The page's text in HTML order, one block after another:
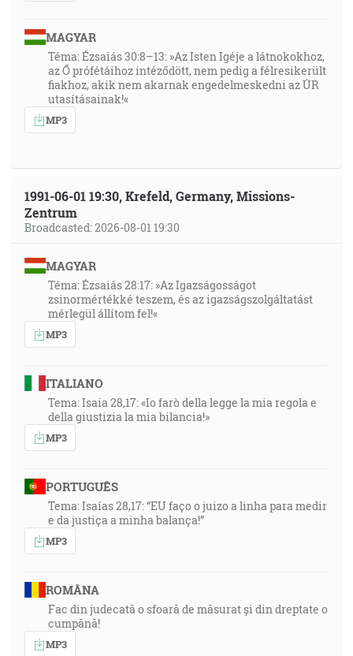
MAGYAR
Téma: Ézsaiás 30:8–13: »Az Isten Igéje a látnokokhoz,
az Ő prófétáihoz intéződött, nem pedig a félresikerült
fiakhoz, akik nem akarnak engedelmeskedni az ÚR
utasításainak!«
MP3
1991-06-01 19:30, Krefeld, Germany, Missions-
Zentrum
Broadcasted: 2026-08-01 19:30
MAGYAR
Téma: Ézsaiás 28:17: »Az Igazságosságot
zsinormértékké teszem, és az igazságszolgáltatást
mérlegül állítom fel!«
MP3
ITALIANO
Tema: Isaia 28,17: «Io farò della legge la mia regola e
della giustizia la mia bilancia!»
MP3
PORTUGUÊS
Tema: Isaías 28,17: “EU faço o juizo a linha para medir
e da justiça a minha balança!”
MP3
ROMÂNA
Fac din judecată o sfoară de măsurat și din dreptate o
cumpănă!
MP3